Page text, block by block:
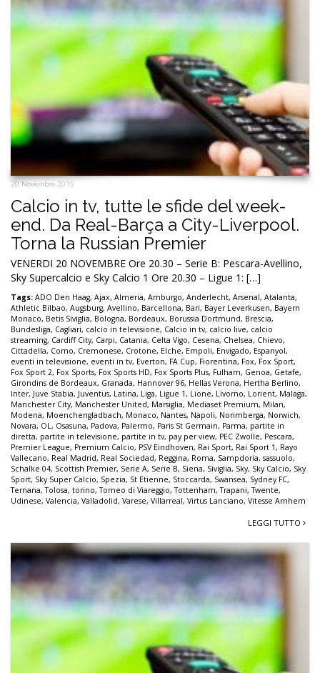
20 Novembre 2015
Calcio in tv, tutte le sfide del week-
end. Da Real-Barça a City-Liverpool.
Torna la Russian Premier
VENERDI 20 NOVEMBRE Ore 20.30 – Serie B: Pescara-Avellino,
Sky Supercalcio e Sky Calcio 1 Ore 20.30 – Ligue 1: […]
Tags: ADO Den Haag, Ajax, Almeria, Amburgo, Anderlecht, Arsenal, Atalanta,
Athletic Bilbao, Augsburg, Avellino, Barcellona, Bari, Bayer Leverkusen, Bayern
Monaco, Betis Siviglia, Bologna, Bordeaux, Borussia Dortmund, Brescia,
Bundesliga, Cagliari, calcio in televisione, Calcio in tv, calcio live, calcio
streaming, Cardiff City, Carpi, Catania, Celta Vigo, Cesena, Chelsea, Chievo,
Cittadella, Como, Cremonese, Crotone, Elche, Empoli, Envigado, Espanyol,
eventi in televisione, eventi in tv, Everton, FA Cup, Fiorentina, Fox, Fox Sport,
Fox Sport 2, Fox Sports, Fox Sports HD, Fox Sports Plus, Fulham, Genoa, Getafe,
Girondins de Bordeaux, Granada, Hannover 96, Hellas Verona, Hertha Berlino,
Inter, Juve Stabia, Juventus, Latina, Liga, Ligue 1, Lione, Livorno, Lorient, Malaga,
Manchester City, Manchester United, Marsiglia, Mediaset Premium, Milan,
Modena, Moenchengladbach, Monaco, Nantes, Napoli, Norimberga, Norwich,
Novara, OL , Osasuna, Padova, Palermo, Paris St Germain, Parma, partite in
diretta, partite in televisione, partite in tv, pay per view, PEC Zwolle, Pescara,
Premier League, Premium Calcio, PSV Eindhoven, Rai Sport, Rai Sport 1, Rayo
Vallecano, Real Madrid, Real Sociedad, Reggina, Roma, Sampdoria, sassuolo,
Schalke 04, Scottish Premier, Serie A, Serie B, Siena, Siviglia, Sky, Sky Calcio, Sky
Sport, Sky Super Calcio, Spezia, St Etienne, Stoccarda, Swansea, Sydney FC,
Ternana,Tolosa, torino,Torneo di Viareggio,Tottenham,Trapani,Twente,
Udinese, Valencia, Valladolid, Varese, Villarreal, Virtus Lanciano, Vitesse Arnhem
LEGGI TUTTO